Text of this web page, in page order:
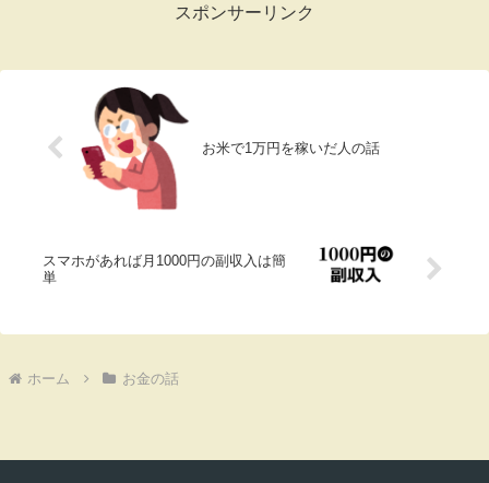
スポンサーリンク
お米で1万円を稼いだ人の話
スマホがあれば月1000円の副収入は簡
単
ホーム お金の話